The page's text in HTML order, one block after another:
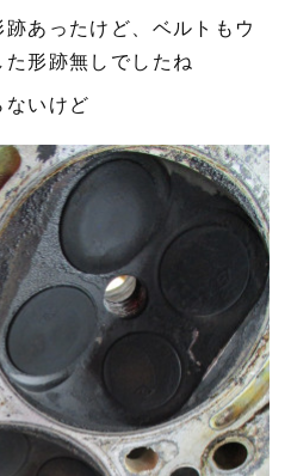
あったけど、ベルトもウ
形跡無しでしたね
いけど